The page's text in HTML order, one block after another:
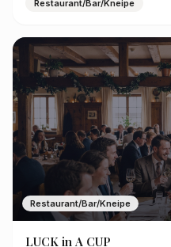
Restaurant/Bar/Kneipe
Restaurant/Bar/Kneipe
LUCK in A CUP